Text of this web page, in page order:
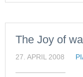
The Joy of
27. APRIL 2008